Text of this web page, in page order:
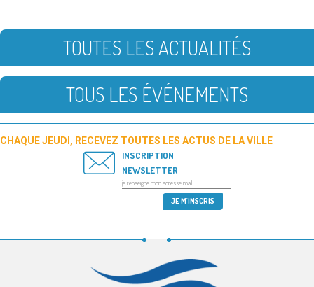
TOUTES LES ACTUALITÉS
TOUS LES ÉVÉNEMENTS
CHAQUE JEUDI, RECEVEZ TOUTES LES ACTUS DE LA VILLE
INSCRIPTION
NEWSLETTER